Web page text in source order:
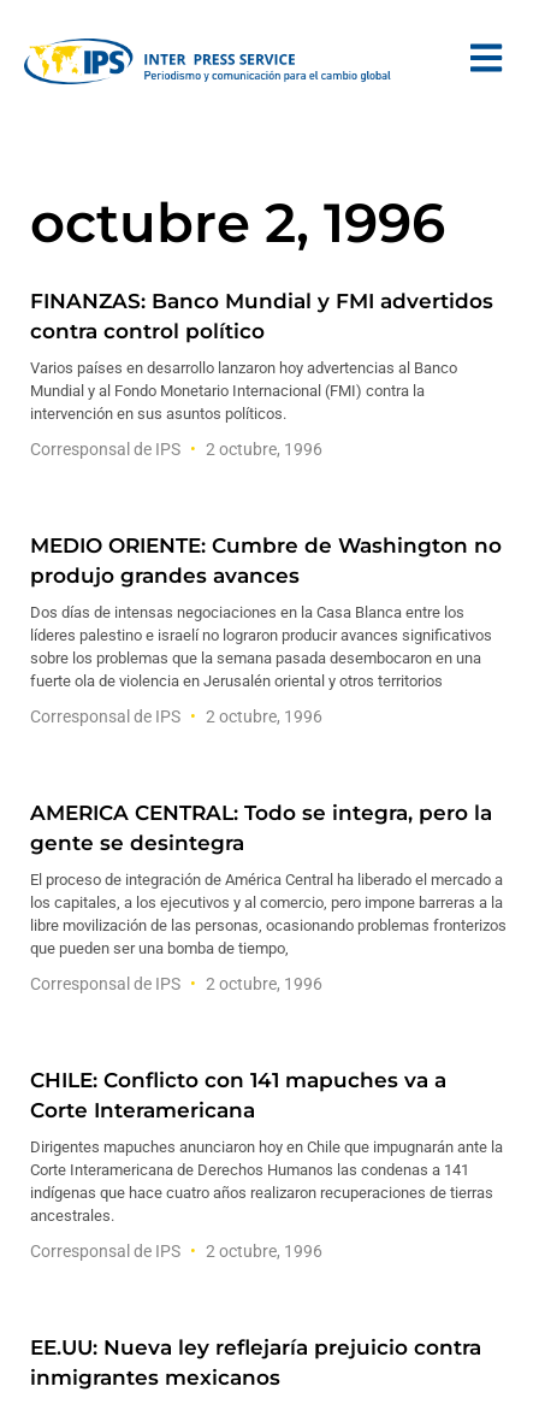
octubre 2, 1996
FINANZAS: Banco Mundial y FMI advertidos
contra control político
Varios países en desarrollo lanzaron hoy advertencias al Banco
Mundial y al Fondo Monetario Internacional (FMI) contra la
intervención en sus asuntos políticos.
Corresponsal de IPS 2 octubre, 1996
MEDIO ORIENTE: Cumbre de Washington no
produjo grandes avances
Dos días de intensas negociaciones en la Casa Blanca entre los
líderes palestino e israelí no lograron producir avances significativos
sobre los problemas que la semana pasada desembocaron en una
fuerte ola de violencia en Jerusalén oriental y otros territorios
Corresponsal de IPS 2 octubre, 1996
AMERICA CENTRAL: Todo se integra, pero la
gente se desintegra
El proceso de integración de América Central ha liberado el mercado a
los capitales, a los ejecutivos y al comercio, pero impone barreras a la
libre movilización de las personas, ocasionando problemas fronterizos
que pueden ser una bomba de tiempo,
Corresponsal de IPS 2 octubre, 1996
CHILE: Conflicto con 141 mapuches va a
Corte Interamericana
Dirigentes mapuches anunciaron hoy en Chile que impugnarán ante la
Corte Interamericana de Derechos Humanos las condenas a 141
indígenas que hace cuatro años realizaron recuperaciones de tierras
ancestrales.
Corresponsal de IPS 2 octubre, 1996
EE.UU: Nueva ley reflejaría prejuicio contra
inmigrantes mexicanos